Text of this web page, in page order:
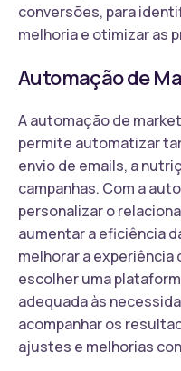
conversões, para
melhoria e otimizar as
Automação de
A automação de
permite automatizar
envio de emails, a
campanhas. Com a
personalizar o
aumentar a eficiência
melhorar a experiência
escolher uma
adequada às
acompanhar os
ajustes e melhorias